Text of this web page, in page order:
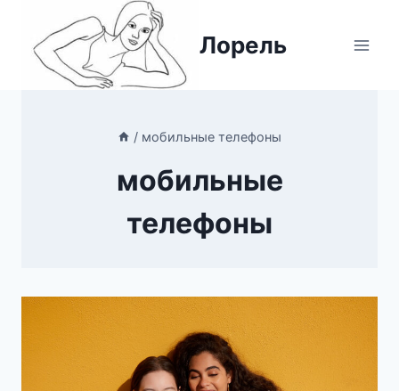
содержимому
Лорель
/ мобильные телефоны
мобильные
телефоны